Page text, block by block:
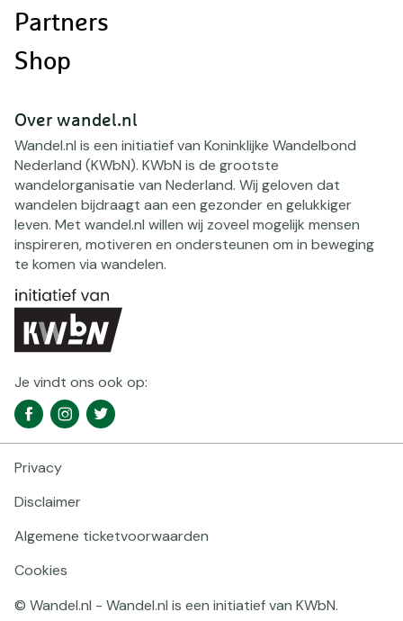
Partners
Shop
Over wandel.nl
Wandel.nl is een initiatief van Koninklijke Wandelbond
Nederland (KWbN). KWbN is de grootste
wandelorganisatie van Nederland. Wij geloven dat
wandelen bijdraagt aan een gezonder en gelukkiger
leven. Met wandel.nl willen wij zoveel mogelijk mensen
inspireren, motiveren en ondersteunen om in beweging
te komen via wandelen.
Je vindt ons ook op:
Social
media
FacebookInstagramTwitter
© Wandel.nl - Wandel.nl is een initiatief van KWbN.
Footer
navigatie
Privacy
Disclaimer
Algemene ticketvoorwaarden
Cookies